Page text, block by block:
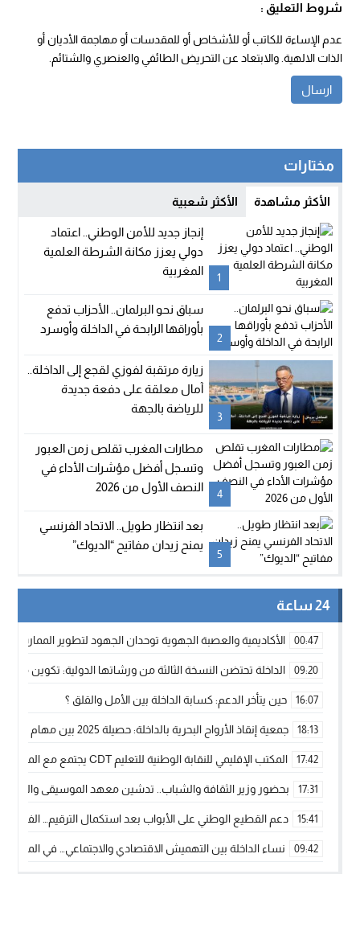
شروط التعليق :
عدم الإساءة للكاتب أو للأشخاص أو للمقدسات أو مهاجمة الأديان أو
الذات الالهية. والابتعاد عن التحريض الطائفي والعنصري والشتائم.
مختارات
الأكثر مشاهدة الأكثر شعبية
1
إنجاز جديد للأمن الوطني.. اعتماد
دولي يعزز مكانة الشرطة العلمية
المغربية
2
سباق نحو البرلمان.. الأحزاب تدفع
بأوراقها الرابحة في الداخلة وأوسرد
3
زيارة مرتقبة لفوزي لقجع إلى الداخلة..
آمال معلقة على دفعة جديدة
للرياضة بالجهة
4
مطارات المغرب تقلص زمن العبور
وتسجل أفضل مؤشرات الأداء في
النصف الأول من 2026
5
بعد انتظار طويل.. الاتحاد الفرنسي
يمنح زيدان مفاتيح “الديوك”
24 ساعة
00:47 الأكاديمية والعصبة الجهوية توحدان الجهود لتطوير الممارسة
09:20 الداخلة تحتضن النسخة الثالثة من ورشاتها الدولية: تكوين
16:07 حين يتأخر الدعم: كسابة الداخلة بين الأمل والقلق ؟
18:13 جمعية إنقاذ الأرواح البحرية بالداخلة: حصيلة 2025 بين مهام الإنقاذ ومشروع “دار البحار”
17:42 المكتب الإقليمي للنقابة الوطنية للتعليم CDT يجتمع مع المدير الإقليمي لمناقشة ملفات جوهرية لنساء ورجال التعليم
17:31 بحضور وزير الثقافة والشباب.. تدشين معهد الموسيقى والفنون
15:41 دعم القطيع الوطني على الأبواب بعد استكمال الترقيم…
09:42 نساء الداخلة بين التهميش الاقتصادي والاجتماعي… في المؤسسات